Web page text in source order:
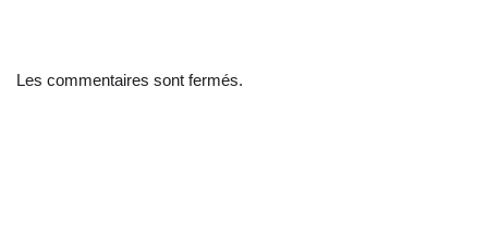
Les commentaires sont fermés.